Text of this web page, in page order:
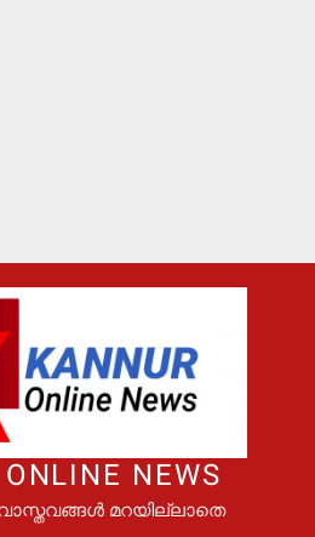
NEWS
മറയില്ലാതെ